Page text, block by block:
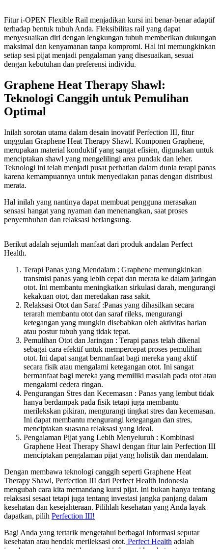
Fitur i-OPEN Flexible Rail menjadikan kursi ini benar-benar adaptif
terhadap bentuk tubuh Anda. Fleksibilitas rail yang dapat
menyesuaikan diri dengan lengkungan tubuh memberikan dukungan
maksimal dan kenyamanan tanpa kompromi. Hal ini memungkinkan
setiap sesi pijat menjadi pengalaman yang disesuaikan, sesuai
dengan kebutuhan dan preferensi individu.
Graphene Heat Therapy Shawl:
Teknologi Canggih untuk Pemulihan
Optimal
Inilah sorotan utama dalam desain inovatif Perfection III, fitur
unggulan Graphene Heat Therapy Shawl. Komponen Graphene,
merupakan material konduktif yang sangat efisien, digunakan untuk
menciptakan shawl yang mengelilingi area pundak dan leher.
Teknologi ini telah menjadi pusat perhatian dalam dunia terapi panas
karena kemampuannya untuk menyediakan panas dengan distribusi
merata.
Hal inilah yang nantinya dapat membuat pengguna merasakan
sensasi hangat yang nyaman dan menenangkan, saat proses
penyembuhan dan relaksasi berlangsung.
Berikut adalah sejumlah manfaat dari produk andalan Perfect
Health.
Terapi Panas yang Mendalam : Graphene memungkinkan
transmisi panas yang lebih cepat dan merata ke dalam jaringan
otot. Ini membantu meningkatkan sirkulasi darah, mengurangi
kekakuan otot, dan meredakan rasa sakit.
Relaksasi Otot dan Saraf :Panas yang dihasilkan secara
terarah membantu otot dan saraf rileks, mengurangi
ketegangan yang mungkin disebabkan oleh aktivitas harian
atau postur tubuh yang tidak tepat.
Pemulihan Otot dan Jaringan : Terapi panas telah dikenal
sebagai cara efektif untuk mempercepat proses pemulihan
otot. Ini dapat sangat bermanfaat bagi mereka yang aktif
secara fisik atau mengalami ketegangan otot. Ini sangat
bermanfaat bagi mereka yang memiliki masalah pada otot atau
mengalami cedera ringan.
Pengurangan Stres dan Kecemasan : Panas yang lembut tidak
hanya berdampak pada fisik tetapi juga membantu
merilekskan pikiran, mengurangi tingkat stres dan kecemasan.
Ini dapat membantu mengurangi ketegangan dan stres,
menciptakan suasana relaksasi yang ideal.
Pengalaman Pijat yang Lebih Menyeluruh : Kombinasi
Graphene Heat Therapy Shawl dengan fitur lain Perfection III
menciptakan pengalaman pijat yang holistik dan mendalam.
Dengan membawa teknologi canggih seperti Graphene Heat
Therapy Shawl, Perfection III dari Perfect Health Indonesia
mengubah cara kita memandang kursi pijat. Ini bukan hanya tentang
relaksasi sesaat tetapi juga tentang investasi jangka panjang dalam
kesehatan dan kesejahteraan. Pilihlah kesehatan yang Anda layak
dapatkan, pilih Perfection III!
Bagi Anda yang tertarik mengetahui berbagai informasi seputar
kesehatan atau hendak merileksasi otot. Perfect Health adalah